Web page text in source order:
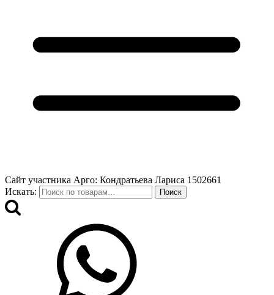
Сайт участника Арго: Кондратьева Лариса 1502661
Искать:
Поиск